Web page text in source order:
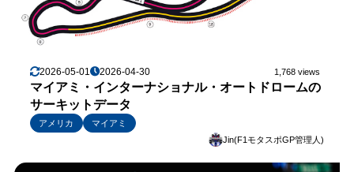
2026-05-01 2026-04-30 1,768 views
マイアミ・インターナショナル・オートドロームの
サーキットデータ
アメリカ
マイアミ
Jin(F1モタスポGP管理人)